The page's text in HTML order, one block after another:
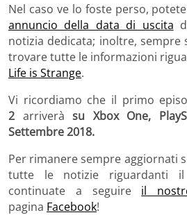
Nel caso ve lo foste perso,
annuncio della data di uscita
notizia dedicata; inoltre,
trovare tutte le informazioni
Life is Strange.
Vi ricordiamo che il primo
2 arriveràsu Xbox One,
Settembre 2018.
Per rimanere sempre aggiornati
tutte le notizie riguardanti il
continuate a seguire il
pagina Facebook!